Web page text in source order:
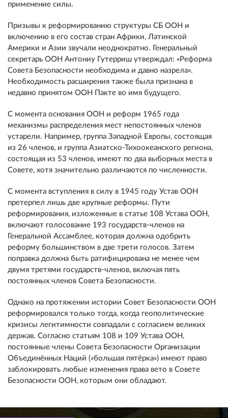
применение силы.
Призывы к реформированию структуры СБ ООН и
включению в его состав стран Африки, Латинской
Америки и Азии звучали неоднократно. Генеральный
секретарь ООН Антониу Гутерриш утверждал: «Реформа
Совета Безопасности необходима и давно назрела».
Необходимость расширения также была признана в
недавно принятом ООН Пакте во имя будущего.
С момента основания ООН и реформ 1965 года
механизмы распределения мест непостоянных членов
устарели. Например, группа Западной Европы, состоящая
из 26 членов, и группа Азиатско-Тихоокеанского региона,
состоящая из 53 членов, имеют по два выборных места в
Совете, хотя значительно различаются по численности.
С момента вступления в силу в 1945 году Устав ООН
претерпел лишь две крупные реформы. Пути
реформирования, изложенные в статье 108 Устава ООН,
включают голосование 193 государств-членов на
Генеральной Ассамблее, которая должна одобрить
реформу большинством в две трети голосов. Затем
поправка должна быть ратифицирована не менее чем
двумя третями государств-членов, включая пять
постоянных членов Совета Безопасности.
Однако на протяжении истории Совет Безопасности ООН
реформировался только тогда, когда геополитические
кризисы легитимности совпадали с согласием великих
держав. Согласно статьям 108 и 109 Устава ООН,
постоянные члены Совета Безопасности Организации
Объединённых Наций («большая пятёрка») имеют право
заблокировать любые изменения права вето в Совете
Безопасности ООН, которым они обладают.